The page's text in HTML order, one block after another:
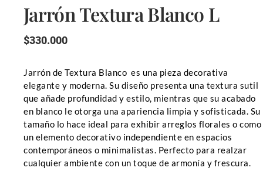
Jarrón Textura Blanco L
$330.000
Jarrón de Textura Blanco es una pieza decorativa
elegante y moderna. Su diseño presenta una textura sutil
que añade profundidad y estilo, mientras que su acabado
en blanco le otorga una apariencia limpia y sofisticada. Su
tamaño lo hace ideal para exhibir arreglos florales o como
un elemento decorativo independiente en espacios
contemporáneos o minimalistas. Perfecto para realzar
cualquier ambiente con un toque de armonía y frescura.